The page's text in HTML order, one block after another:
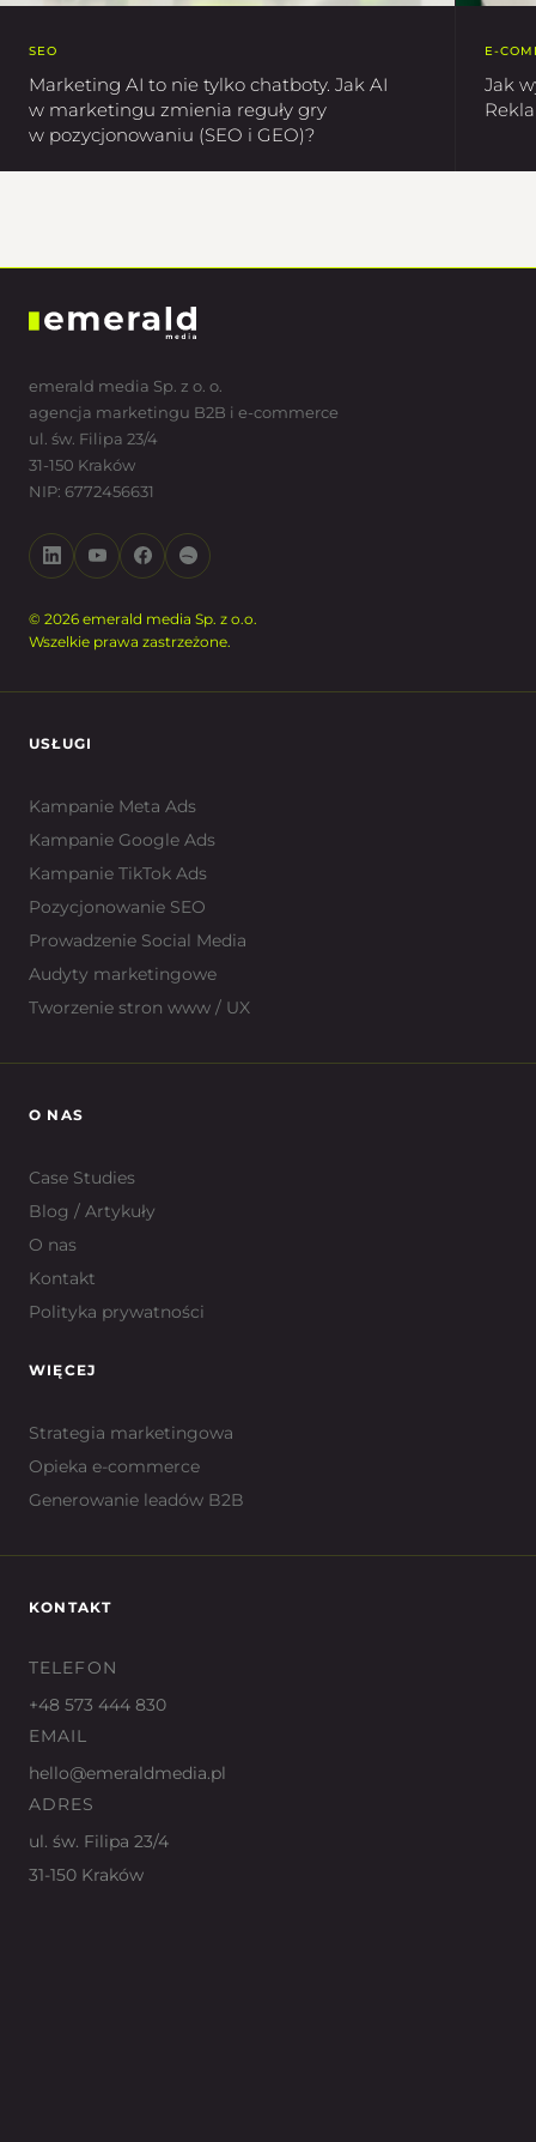
SEO
Marketing AI to nie tylko chatboty. Jak AI
w marketingu zmienia reguły gry
w pozycjonowaniu (SEO i GEO)?
E-
Jak
emerald media Sp. z o. o.
agencja marketingu B2B i e-commerce
ul. św. Filipa 23/4
31-150 Kraków
NIP: 6772456631
© 2026 emerald media Sp. z o.o.
Wszelkie prawa zastrzeżone.
USŁUGI
Kampanie Meta Ads
Kampanie Google Ads
Kampanie TikTok Ads
Pozycjonowanie SEO
Prowadzenie Social Media
Audyty marketingowe
Tworzenie stron www / UX
O NAS
Case Studies
Blog / Artykuły
O nas
Kontakt
Polityka prywatności
WIĘCEJ
Strategia marketingowa
Opieka e-commerce
Generowanie leadów B2B
KONTAKT
TELEFON
+48 573 444 830
EMAIL
hello@emeraldmedia.pl
ADRES
ul. św. Filipa 23/4
31-150 Kraków